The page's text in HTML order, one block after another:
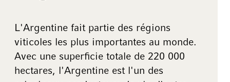
L'Argentine fait partie des régions
viticoles les plus importantes au monde.
Avec une superficie totale de 220 000
hectares, l'Argentine est l'un des